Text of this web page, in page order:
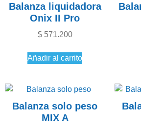
Balanza liquidadora
Onix II Pro
$571.200
Añadir al carrito
Balanza solo peso
MIX A